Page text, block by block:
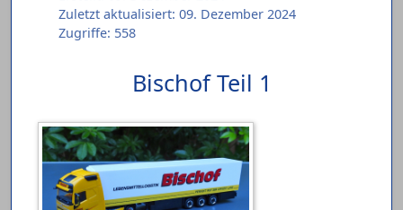
Zuletzt aktualisiert: 09. Dezember 2024
Zugriffe: 558
Bischof Teil 1